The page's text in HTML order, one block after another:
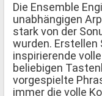
Die Ensemble
unabhängigen
stark von der
wurden. Erstellen
inspirierende
beliebigen
vorgespielte
immer die volle